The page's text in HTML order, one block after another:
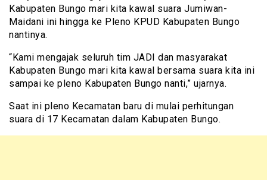
Kabupaten Bungo mari kita kawal suara Jumiwan-
Maidani ini hingga ke Pleno KPUD Kabupaten Bungo
nantinya.
“Kami mengajak seluruh tim JADI dan masyarakat
Kabupaten Bungo mari kita kawal bersama suara kita ini
sampai ke pleno Kabupaten Bungo nanti,” ujarnya.
Saat ini pleno Kecamatan baru di mulai perhitungan
suara di 17 Kecamatan dalam Kabupaten Bungo.